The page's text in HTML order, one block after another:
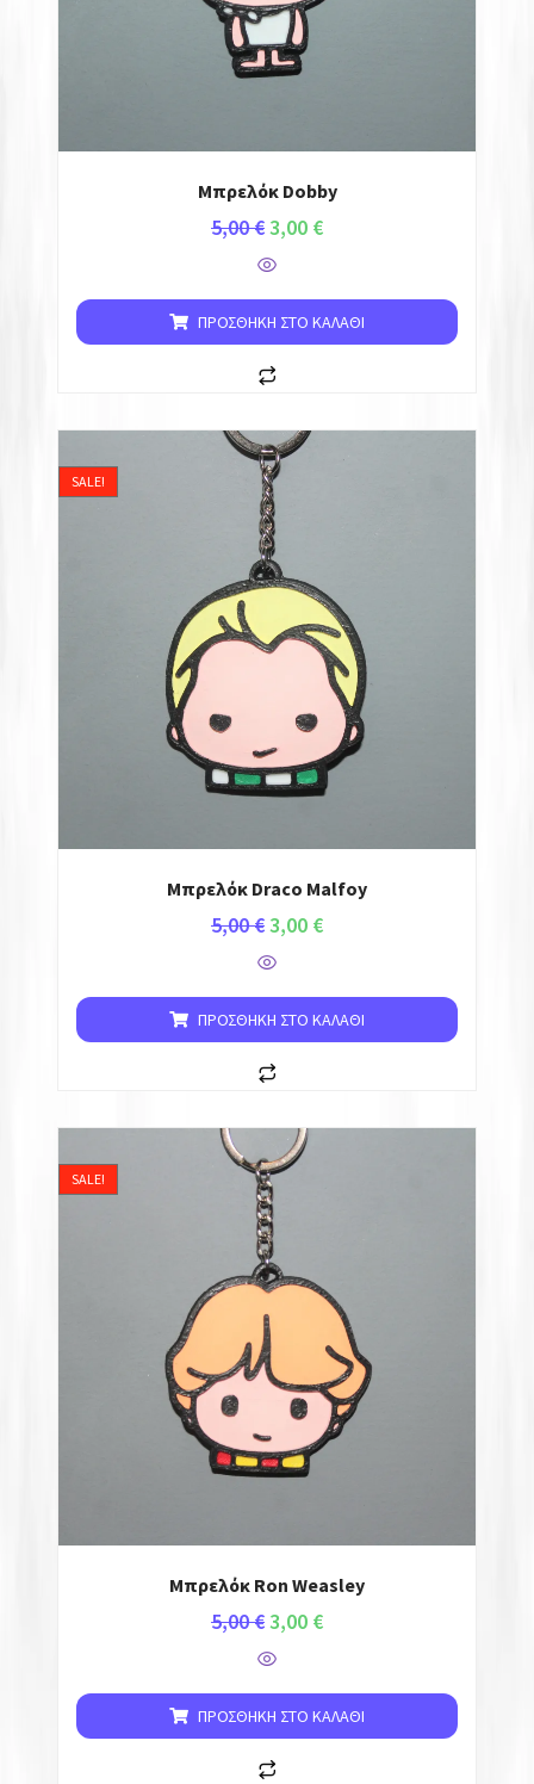
Μπρελόκ Dobby
5,00€3,00 €
ΠΡΟΣΘΉΚΗ ΣΤΟ ΚΑΛΆΘΙ
Μπρελόκ Draco Malfoy
SALE!
5,00€3,00 €
ΠΡΟΣΘΉΚΗ ΣΤΟ ΚΑΛΆΘΙ
Μπρελόκ Ron Weasley
SALE!
5,00€3,00 €
ΠΡΟΣΘΉΚΗ ΣΤΟ ΚΑΛΆΘΙ